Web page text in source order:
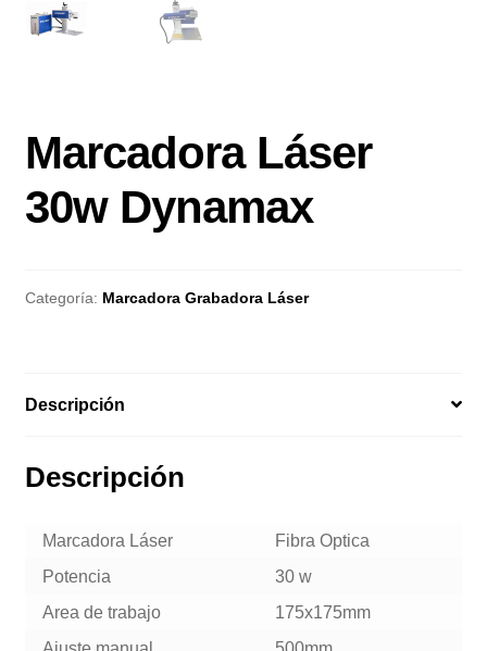
Marcadora Láser
30w Dynamax
Categoría: Marcadora Grabadora Láser
Descripción
Descripción
Marcadora Láser
Fibra Optica
Potencia
30 w
Area de trabajo
175x175mm